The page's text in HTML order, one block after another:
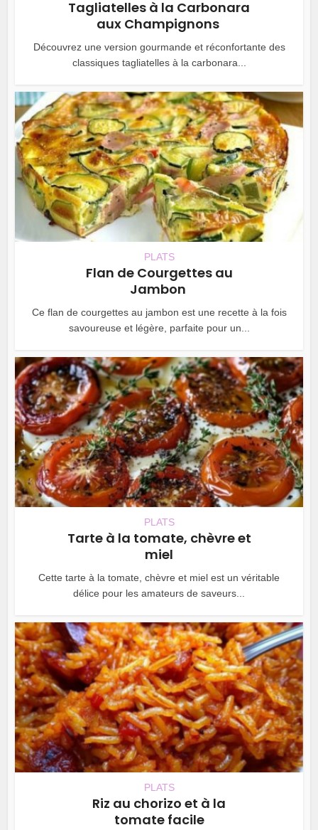
Tagliatelles à la Carbonara
aux Champignons
Découvrez une version gourmande et réconfortante des
classiques tagliatelles à la carbonara...
PLATS
Flan de Courgettes au
Jambon
Ce flan de courgettes au jambon est une recette à la fois
savoureuse et légère, parfaite pour un...
PLATS
Tarte à la tomate, chèvre et
miel
Cette tarte à la tomate, chèvre et miel est un véritable
délice pour les amateurs de saveurs...
PLATS
Riz au chorizo et à la
tomate facile